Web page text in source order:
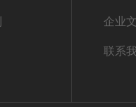
企业
联系